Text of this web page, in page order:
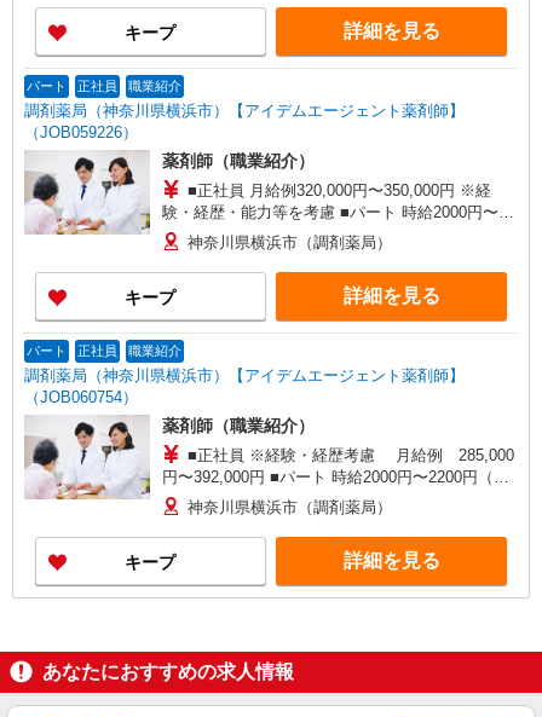
キープ 詳細を見る
パート 正社員 職業紹介
調剤薬局（神奈川県横浜市）【アイデムエージェント薬剤師】
（JOB059226）
薬剤師（職業紹介）
■正社員 月給例320,000円〜350,000円 ※経
験・経歴・能力等を考慮 ■パート 時給2000円〜
2300円 ※週3日以上出来る方、ラストまで可能
な方で時間応相談
神奈川県横浜市（調剤薬局）
キープ 詳細を見る
パート 正社員 職業紹介
調剤薬局（神奈川県横浜市）【アイデムエージェント薬剤師】
（JOB060754）
薬剤師（職業紹介）
■正社員 ※経験・経歴考慮 月給例 285,000
円〜392,000円 ■パート 時給2000円〜2200円（経
験・経歴等を考慮） 週30時間以上出来る方歓迎
（平日のみ・午前のみは不可）
神奈川県横浜市（調剤薬局）
キープ 詳細を見る
あなたにおすすめの求人情報